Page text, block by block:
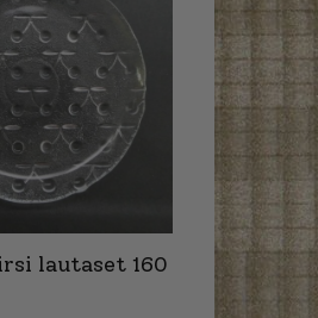
lautaset 160